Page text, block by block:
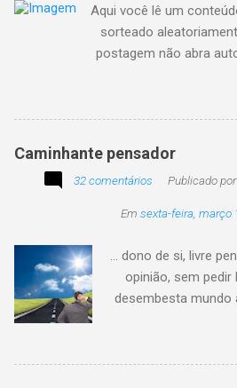
Aqui você lê um
sorteado
postagem não abra
Caminhante pensador
32 comentários Publicado
Em sexta-feira, março
... dono de si, livre
opinião, sem
desembesta mundo
sem pitaco,
Apon. No blog